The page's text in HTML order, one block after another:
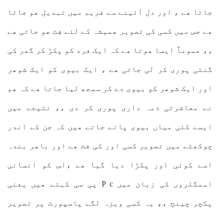
جاتا ھے ، اور دل آئینے سے فریم میں تبدیل ھو جاتا
ھے جس میں کسی کی تصویر ھمیشہ کے لئے فِٹ ھو جاتی ھے
،، عموماً ایسا ھوتا ھے کہ ایک فرد کو پکڑ کر گھر کی
گنتی پوری کر لی جاتی ھے ، ایک بیوی کو ایک شوھر
اور ایک شوھر کو بیوی دے کر سمجھ لیا جاتا ھے کہ ھم
نے معاشرتی ذمہ داری پوری کر دی ،، نتیجے میں
ایسے کئی میاں بیوی پائے جاتے ھیں کہ جن کے اندر
چوکھٹے میں تصویر کسی اور کی فٹ ھے اور باھر بندہ
اسے کوئی اور پکڑا دیا گیا ھے ،اس کو انسانی
اسمگلروں کی زبان میں P c پی سی کہتے ھیں یعنی
پکچر چینج ،، یہ کسی ویزہ لگے پاسپورٹ پر تصویر